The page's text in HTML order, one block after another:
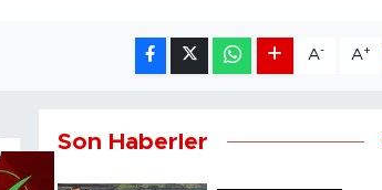
A- A+
Son Haberler